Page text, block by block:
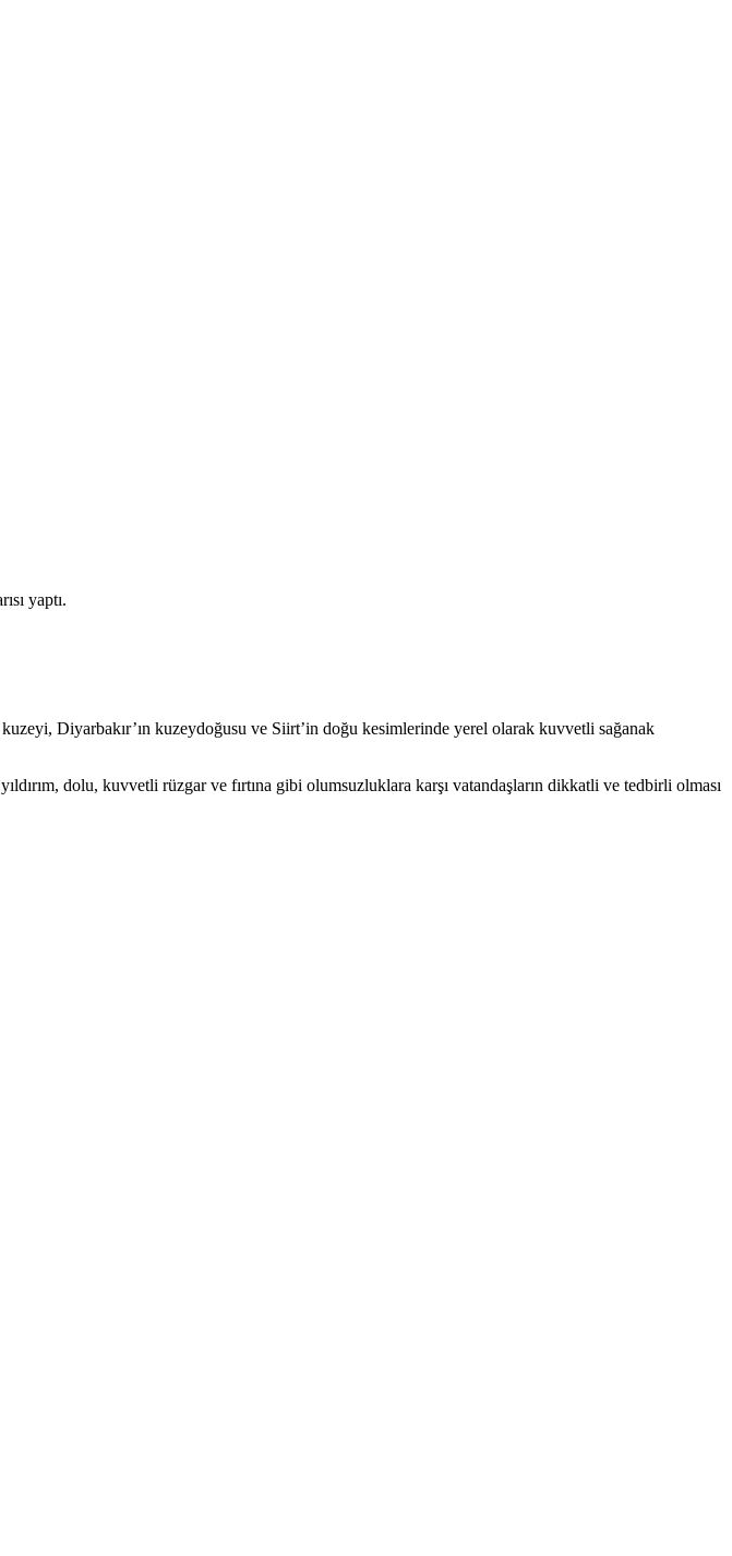
yaptı.
Diyarbakır’ın kuzeydoğusu ve Siirt’in doğu kesimlerinde yerel olarak kuvvetli sağanak
dolu, kuvvetli rüzgar ve fırtına gibi olumsuzluklara karşı vatandaşların dikkatli ve tedbirli olması